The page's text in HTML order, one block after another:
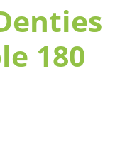
180